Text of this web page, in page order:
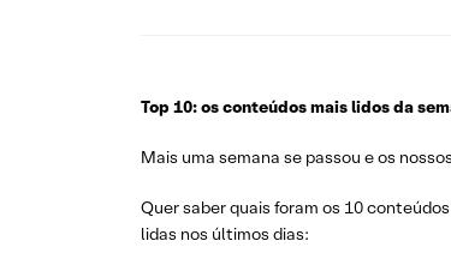
Top 10: os conteúdos mais lidos da
Mais uma semana se passou e os
Quer saber quais foram os 10
lidas nos últimos dias: